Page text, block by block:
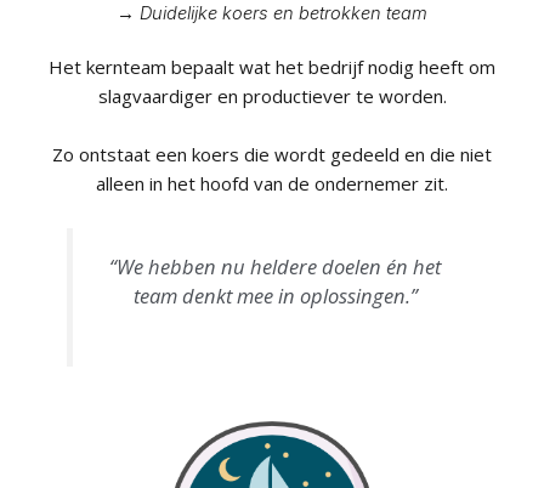
→ Duidelijke koers en betrokken team
Het kernteam bepaalt wat het bedrijf nodig heeft om
slagvaardiger en productiever te worden.
Zo ontstaat een koers die wordt gedeeld en die niet
alleen in het hoofd van de ondernemer zit.
“We hebben nu heldere doelen én het
team denkt mee in oplossingen.”